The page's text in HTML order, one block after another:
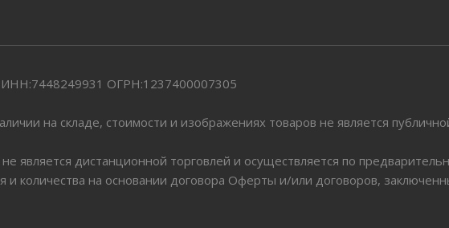
ОГРН:1237400007305
на складе, стоимости и изображениях товаров не является
является дистанционной торговлей и осуществляется по
и количества на основании договора Оферты и/или договоров,